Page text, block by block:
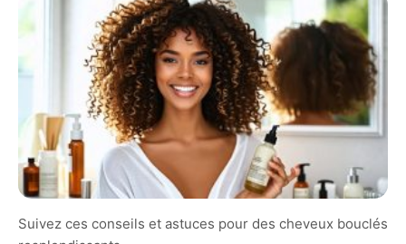
Suivez ces conseils et astuces pour des cheveux bouclés